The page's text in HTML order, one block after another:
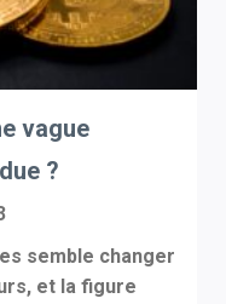
vague
?
semble changer
et la figure